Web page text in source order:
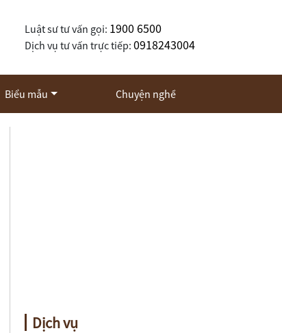
Luật sư tư vấn gọi: 1900 6500
Dịch vụ tư vấn trực tiếp: 0918243004
Biểu mẫu Chuyện nghề
Dịch vụ